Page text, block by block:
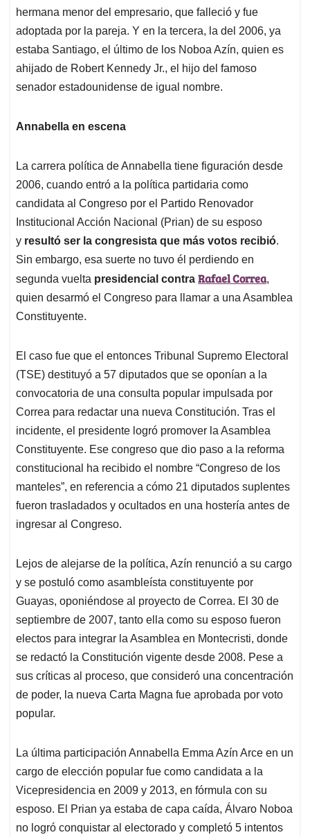
hermana menor del empresario, que falleció y fue
adoptada por la pareja. Y en la tercera, la del 2006, ya
estaba Santiago, el último de los Noboa Azín, quien es
ahijado de Robert Kennedy Jr., el hijo del famoso
senador estadounidense de igual nombre.
Annabella en escena
La carrera política de Annabella tiene figuración desde
2006, cuando entró a la política partidaria como
candidata al Congreso por el Partido Renovador
Institucional Acción Nacional (Prian) de su esposo
y resultó ser la congresista que más votos recibió.
Sin embargo, esa suerte no tuvo él perdiendo en
segunda vuelta presidencial contra Rafael Correa,
quien desarmó el Congreso para llamar a una Asamblea
Constituyente.
El caso fue que el entonces Tribunal Supremo Electoral
(TSE) destituyó a 57 diputados que se oponían a la
convocatoria de una consulta popular impulsada por
Correa para redactar una nueva Constitución. Tras el
incidente, el presidente logró promover la Asamblea
Constituyente. Ese congreso que dio paso a la reforma
constitucional ha recibido el nombre “Congreso de los
manteles”, en referencia a cómo 21 diputados suplentes
fueron trasladados y ocultados en una hostería antes de
ingresar al Congreso.
Lejos de alejarse de la política, Azín renunció a su cargo
y se postuló como asambleísta constituyente por
Guayas, oponiéndose al proyecto de Correa. El 30 de
septiembre de 2007, tanto ella como su esposo fueron
electos para integrar la Asamblea en Montecristi, donde
se redactó la Constitución vigente desde 2008. Pese a
sus críticas al proceso, que consideró una concentración
de poder, la nueva Carta Magna fue aprobada por voto
popular.
La última participación Annabella Emma Azín Arce en un
cargo de elección popular fue como candidata a la
Vicepresidencia en 2009 y 2013, en fórmula con su
esposo. El Prian ya estaba de capa caída, Álvaro Noboa
no logró conquistar al electorado y completó 5 intentos